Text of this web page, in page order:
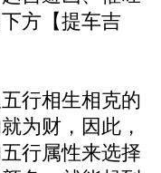
方【提车吉
行相生相克的
为财，因此，
行属性来选择